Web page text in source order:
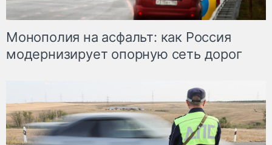
Монополия на асфальт: как Россия
модернизирует опорную сеть дорог